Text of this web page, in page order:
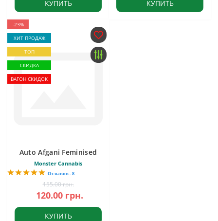
КУПИТЬ КУПИТЬ
-23%
ХИТ ПРОДАЖ
ТОП
СКИДКА
ВАГОН СКИДОК
Auto Afgani Feminised
Monster Cannabis
Отзывов - 8
155.00 грн.
120.00 грн.
КУПИТЬ